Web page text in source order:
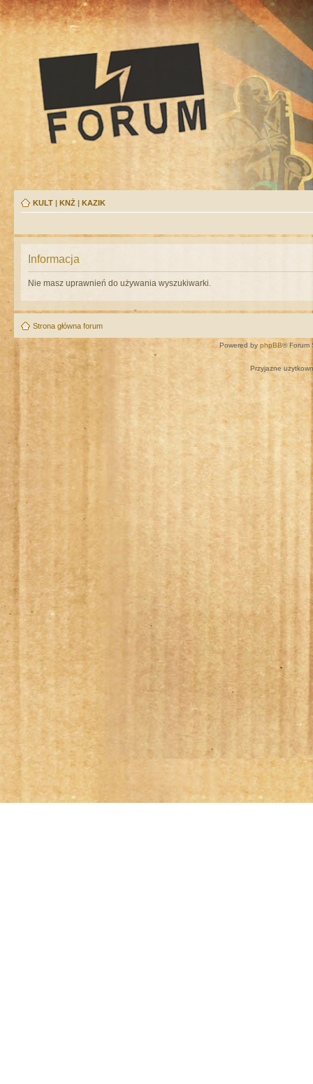
KULT | KNŻ | KAZIK
Informacja
Nie masz uprawnień do używania wyszukiwarki.
Strona główna forum
Powered by phpBB® Forum
Przyjazne